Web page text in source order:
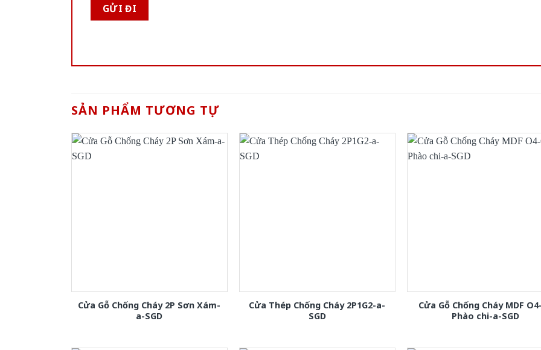
SẢN PHẨM TƯƠNG TỰ
Cửa Gỗ Chống Cháy 2P Sơn Xám-
a-SGD
Cửa Thép Chống Cháy 2P1G2-a-
SGD
Cửa Gỗ Chống Cháy MDF
Phào chi-a-SGD